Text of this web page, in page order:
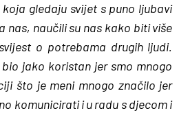
gledaju svijet s puno ljubavi
nas, naučili su nas kako biti više
o potrebama drugih ljudi.
jako koristan jer smo mnogo
što je meni mnogo značilo jer
komunicirati i u radu s djecom i